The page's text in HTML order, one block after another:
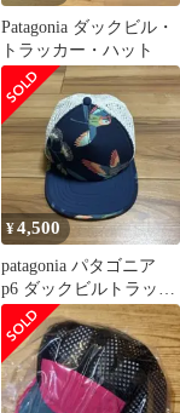
Patagonia ダックビル・
トラッカー・ハット
¥4,500
patagonia パタゴニア
p6 ダックビルトラッカ
ーハット ほぼ新品